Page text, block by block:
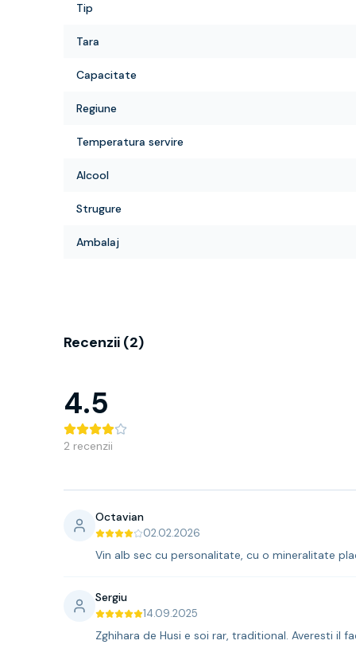
Tip
Tara
Capacitate
Regiune
Temperatura servire
Alcool
Strugure
Ambalaj
Recenzii (2)
4.5
2 recenzii
Octavian
02.02.2026
Vin alb sec cu personalitate, cu o mineralitate
Sergiu
14.09.2025
Zghihara de Husi e soi rar, traditional. Averesti il